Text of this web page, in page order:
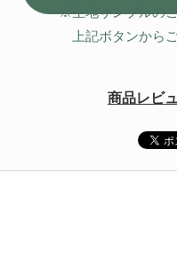
※生地サンプルの
上記ボタンから
商品レビ